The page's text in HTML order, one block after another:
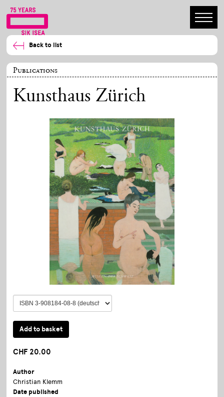
Back to list
Publications
Kunsthaus Zürich
CHF 20.00
Author
Christian Klemm
Date published